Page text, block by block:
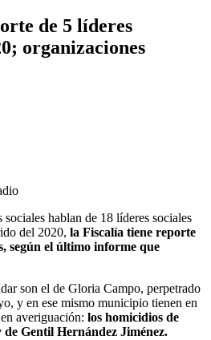
de 5 líderes
organizaciones
hablan de 18 líderes sociales
del 2020, la Fiscalía tiene reporte
según el último informe que
son el de Gloria Campo, perpetrado
y en ese mismo municipio tienen en
averiguación: los homicidios de
Gentil Hernández Jiménez.